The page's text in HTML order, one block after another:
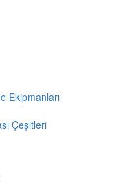
Ekipmanları
Çeşitleri